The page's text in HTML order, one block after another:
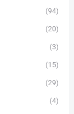
(94)
(20)
(3)
(15)
(29)
(4)